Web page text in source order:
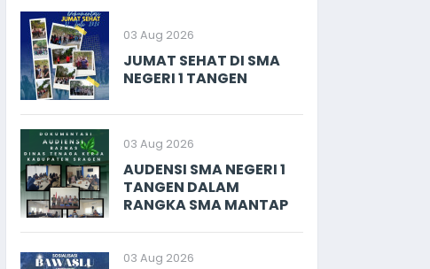
03 Aug 2026
JUMAT SEHAT DI SMA
NEGERI 1 TANGEN
03 Aug 2026
AUDENSI SMA NEGERI 1
TANGEN DALAM
RANGKA SMA MANTAP
03 Aug 2026